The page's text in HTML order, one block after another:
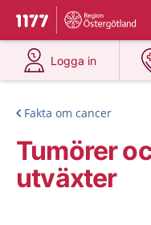
Till startsidan för 1177
Du har valt
Logga in
på 1177.se
Fakta om cancer
Tumörer
utväxter